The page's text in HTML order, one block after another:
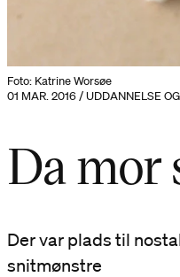
Foto: Katrine Worsøe
01 MAR. 2016 / UDDANNELSE
Da mor
Der var plads til
snitmønstre